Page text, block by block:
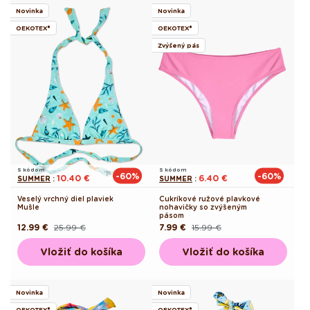
Novinka
OEKOTEX®
S kódom
SUMMER : 10.40 € -60%
Veselý vrchný diel plaviek
Mušle
Pôvodná
cena
25.99 €
Akciová
cena
12.99 €
Vložiť do košíka
Novinka
OEKOTEX®
Zvýšený pás
S kódom
SUMMER : 6.40 € -60%
Cukríkové ružové plavkové
nohavičky so zvýšeným
pásom
Pôvodná
cena
15.99 €
Akciová
cena
7.99 €
Vložiť do košíka
Novinka Novinka